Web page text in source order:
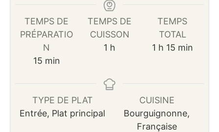
TEMPS DE
PRÉPARATIO
N
15minutes
min
TEMPS DE
CUISSON
1 heure
h
TEMPS
TOTAL
1 heure
h 15minutes
min
TYPE DE PLAT
Entrée, Plat principal
CUISINE
Bourguignonne,
Française